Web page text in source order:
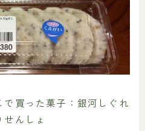
買った菓子：銀河しぐれ
せんしょ